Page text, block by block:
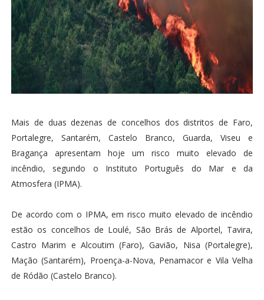
Mais de duas dezenas de concelhos dos distritos de Faro,
Portalegre, Santarém, Castelo Branco, Guarda, Viseu e
Bragança apresentam hoje um risco muito elevado de
incêndio, segundo o Instituto Português do Mar e da
Atmosfera (IPMA).
De acordo com o IPMA, em risco muito elevado de incêndio
estão os concelhos de Loulé, São Brás de Alportel, Tavira,
Castro Marim e Alcoutim (Faro), Gavião, Nisa (Portalegre),
Mação (Santarém), Proença-a-Nova, Penamacor e Vila Velha
de Ródão (Castelo Branco).